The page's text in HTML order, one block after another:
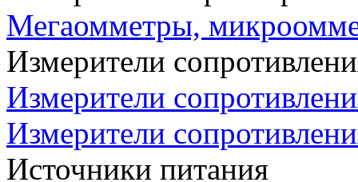
Мегаомметры,
Измерители
Измерители
Измерители
Источники питания